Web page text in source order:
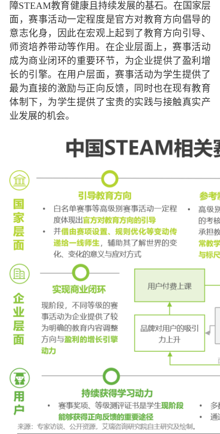
障STEAM教育健康且持续发展的基石。在国家层
面，赛事活动一定程度是官方对教育方向倡导的
意志化身，因此在宏观上起到了教育方向引导、
师资培养带动等作用。在企业层面上，赛事活动
成为商业闭环的重要环节，为企业提供了盈利增
长的引擎。在用户层面，赛事活动为学生提供了
最为直接的激励与正向反馈，同时也在现有教育
体制下，为学生提供了宝贵的实践与接触真实产
业发展的机会。